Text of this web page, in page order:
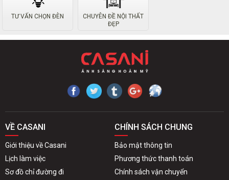
TƯ VẤN CHỌN ĐÈN
CHUYÊN ĐỀ NỘI THẤT
ĐẸP
VỀ CASANI
Giới thiệu về Casani
Lịch làm việc
Sơ đồ chỉ đường đi
CHÍNH SÁCH CHUNG
Bảo mật thông tin
Phương thức thanh toán
Chính sách vận chuyển